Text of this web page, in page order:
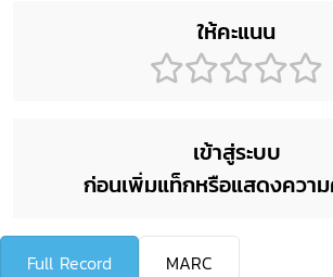
ให้คะแนน
เข้าสู่ระบบ
ก่อนเพิ่มแท็กหรือแสดงควา
Full Record MARC